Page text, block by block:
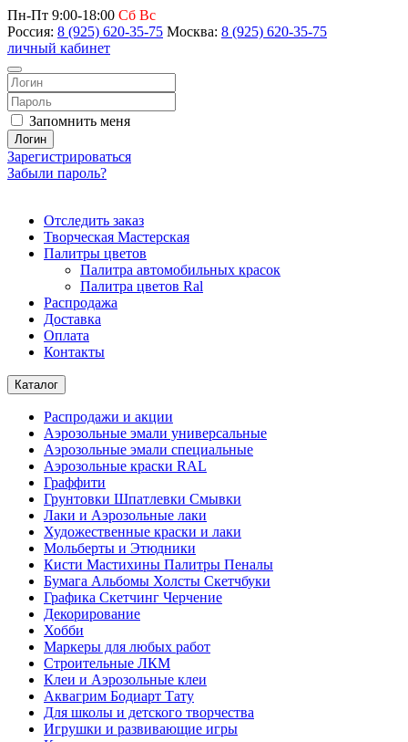
Пн-Пт 9:00-18:00 Сб Вс
Россия: 8 (925) 620-35-75 Москва: 8 (925) 620-35-75
личный кабинет
Запомнить меня
Логин
Зарегистрироваться
Забыли пароль?
Отследить заказ
Творческая Мастерская
Палитры цветов
Палитра автомобильных красок
Палитра цветов Ral
Распродажа
Доставка
Оплата
Контакты
Каталог
Распродажи и акции
Аэрозольные эмали универсальные
Аэрозольные эмали специальные
Аэрозольные краски RAL
Граффити
Грунтовки Шпатлевки Смывки
Лаки и Аэрозольные лаки
Художественные краски и лаки
Мольберты и Этюдники
Кисти Мастихины Палитры Пеналы
Бумага Альбомы Холсты Скетчбуки
Графика Скетчинг Черчение
Декорирование
Хобби
Маркеры для любых работ
Строительные ЛКМ
Клеи и Аэрозольные клеи
Аквагрим Бодиарт Тату
Для школы и детского творчества
Игрушки и развивающие игры